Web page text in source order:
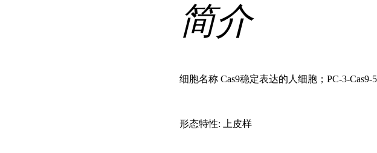
简介
细胞名称 Cas9稳定表达的人细胞；PC-3-Cas9-
形态特性: 上皮样